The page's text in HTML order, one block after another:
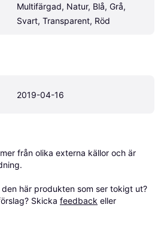
Multifärgad, Natur, Blå, Grå,
Svart, Transparent, Röd
2019-04-16
från olika externa källor och är
här produkten som ser tokigt ut?
Skicka feedback eller